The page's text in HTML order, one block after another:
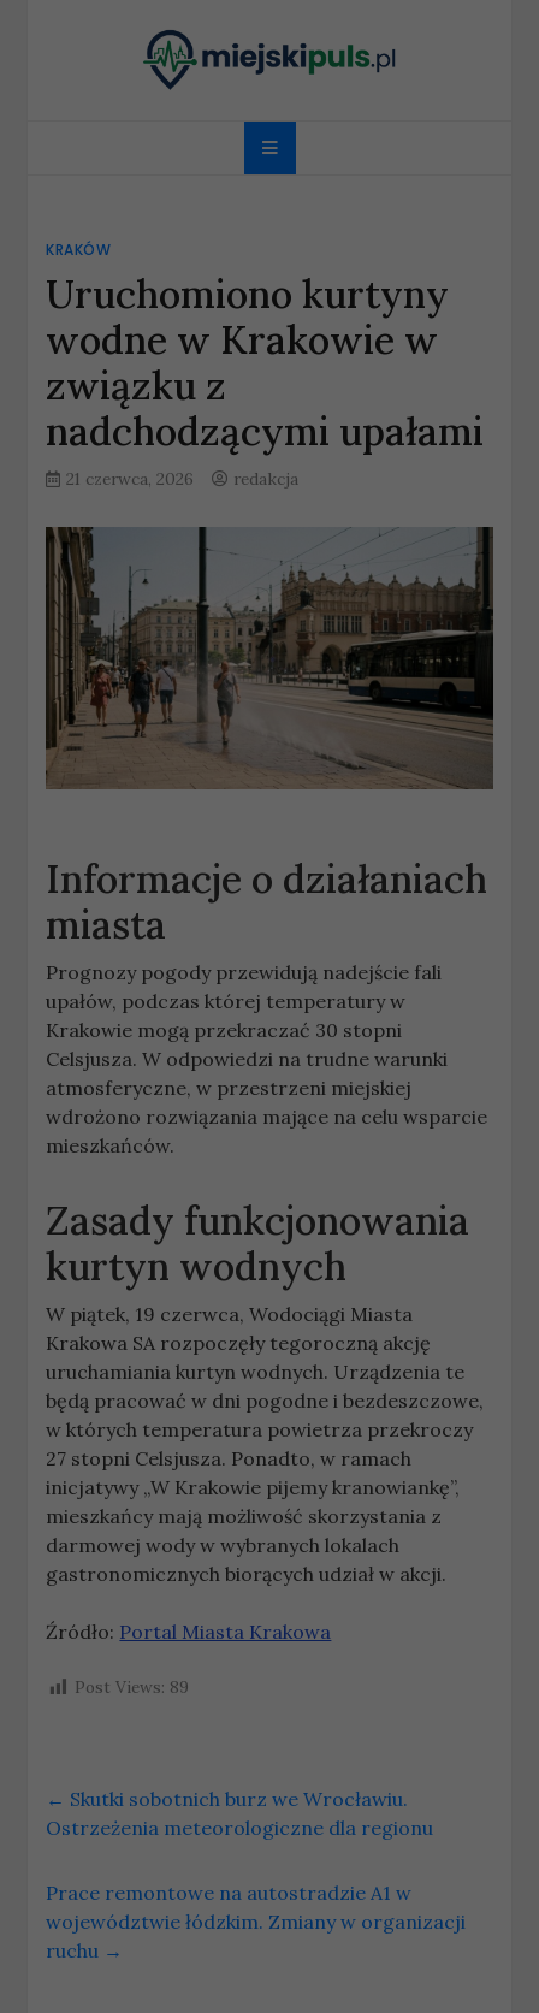
miejskipuls.pl
KRAKÓW
Uruchomiono kurtyny
wodne w Krakowie w
związku z
nadchodzącymi upałami
21 czerwca, 2026 redakcja
Informacje o działaniach
miasta
Prognozy pogody przewidują nadejście fali
upałów, podczas której temperatury w
Krakowie mogą przekraczać 30 stopni
Celsjusza. W odpowiedzi na trudne warunki
atmosferyczne, w przestrzeni miejskiej
wdrożono rozwiązania mające na celu wsparcie
mieszkańców.
Zasady funkcjonowania
kurtyn wodnych
W piątek, 19 czerwca, Wodociągi Miasta
Krakowa SA rozpoczęły tegoroczną akcję
uruchamiania kurtyn wodnych. Urządzenia te
będą pracować w dni pogodne i bezdeszczowe,
w których temperatura powietrza przekroczy
27 stopni Celsjusza. Ponadto, w ramach
inicjatywy „W Krakowie pijemy kranowiankę”,
mieszkańcy mają możliwość skorzystania z
darmowej wody w wybranych lokalach
gastronomicznych biorących udział w akcji.
Źródło: Portal Miasta Krakowa
Post Views: 89
← Skutki sobotnich burz we Wrocławiu.
Ostrzeżenia meteorologiczne dla regionu
Prace remontowe na autostradzie A1 w
województwie łódzkim. Zmiany w organizacji
ruchu →